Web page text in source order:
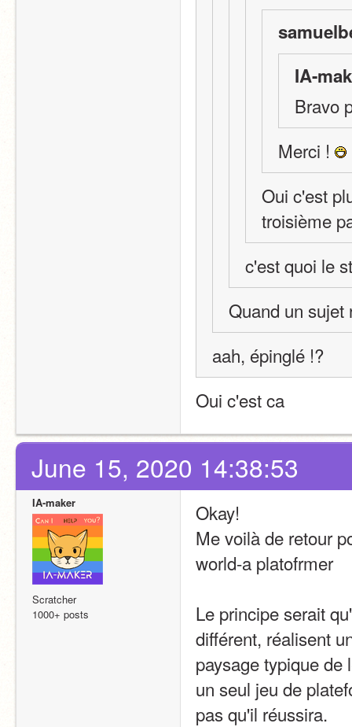
IA-
Bravo
Merci !
Oui c'est
troisième
c'est quoi le
Quand un sujet
aah, épinglé !?
Oui c'est ca
June 15, 2020 14:38:53
IA-maker
Scratcher
1000+ posts
Okay!
Me voilà de retour
world-a platofrmer
Le principe serait
différent, réalisent
paysage typique de
un seul jeu de
pas qu'il réussira.